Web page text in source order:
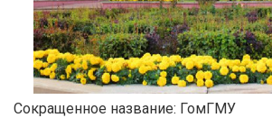
Сокращенное название: ГомГМУ